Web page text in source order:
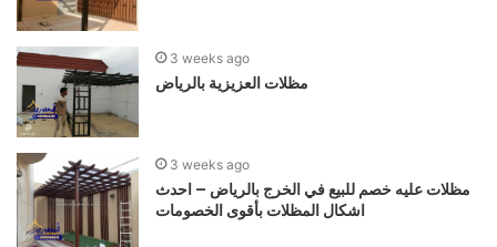
3 weeks ago
مظلات العزيزية بالرياض
3 weeks ago
مظلات عليه خصم للبيع في الخرج بالرياض – احدث
اشكال المظلات بأقوى الخصومات